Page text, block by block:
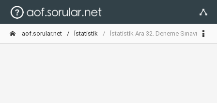
aof.sorular.net İstatistik İstatistik Ara 32. Deneme Sınavı